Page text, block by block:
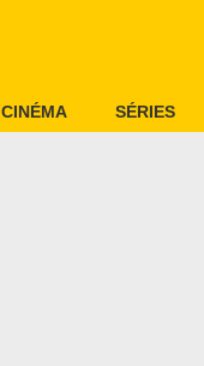
CINÉMA SÉRIES